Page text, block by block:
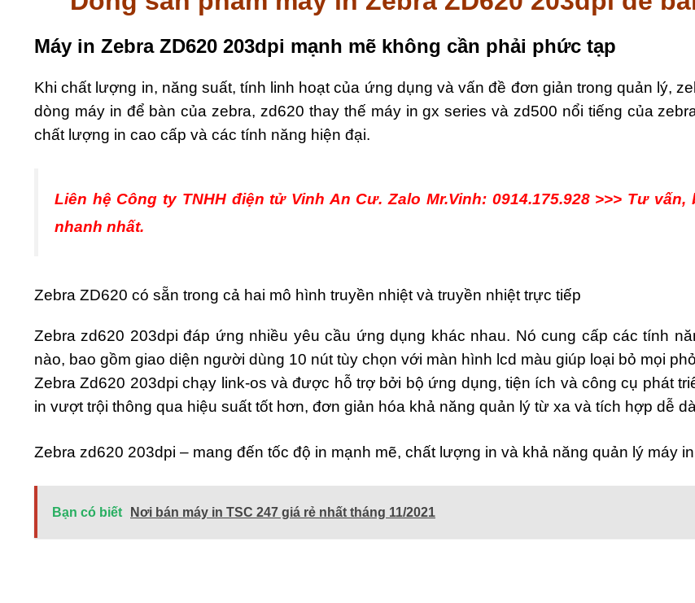
Máy in Zebra ZD620 203dpi mạnh mẽ không cần phải phức tạp
Khi chất lượng in, năng suất, tính linh hoạt của ứng dụng và vấn đề đơn giản trong quản lý,
dòng máy in để bàn của zebra, zd620 thay thế máy in gx series và zd500 nổi tiếng của
chất lượng in cao cấp và các tính năng hiện đại.
Liên hệ Công ty TNHH điện tử Vinh An Cư. Zalo Mr.Vinh: 0914.175.928 >>> Tư
nhanh nhất.
Zebra ZD620 có sẵn trong cả hai mô hình truyền nhiệt và truyền nhiệt trực tiếp
Zebra zd620 203dpi đáp ứng nhiều yêu cầu ứng dụng khác nhau. Nó cung cấp các tính
nào, bao gồm giao diện người dùng 10 nút tùy chọn với màn hình lcd màu giúp loại bỏ mọi
Zebra Zd620 203dpi chạy link-os và được hỗ trợ bởi bộ ứng dụng, tiện ích và công cụ phát
in vượt trội thông qua hiệu suất tốt hơn, đơn giản hóa khả năng quản lý từ xa và tích hợp dễ
Zebra zd620 203dpi – mang đến tốc độ in mạnh mẽ, chất lượng in và khả năng quản lý máy
Bạn có biết Nơi bán máy in TSC 247 giá rẻ nhất tháng 11/2021